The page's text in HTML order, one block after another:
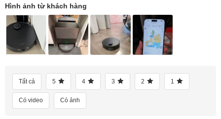
các Model cao cấp
Hình ảnh từ khách hàng
Tất cả 5 4 3 2 1
Có video Có ảnh